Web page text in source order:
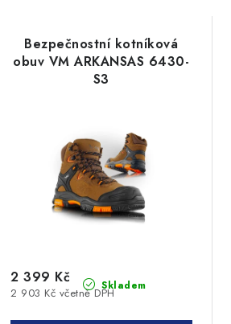
Bezpečnostní kotníková
obuv VM ARKANSAS 6430-
S3
Skladem
2 903 Kč včetně DPH
2 399 Kč